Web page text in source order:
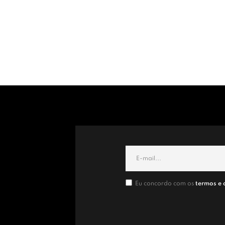
Eu concordo com os termos e